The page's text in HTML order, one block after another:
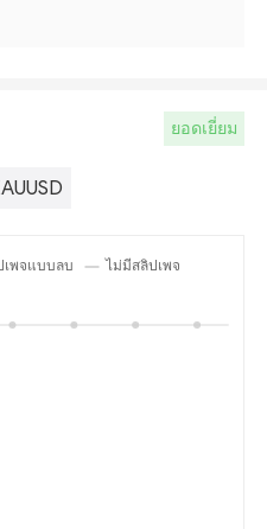
ยอดเยี่ยม